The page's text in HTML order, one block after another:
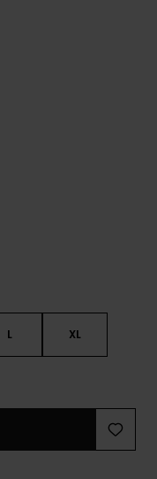
L XL